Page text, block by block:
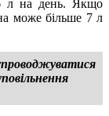
л на день. Якщо
може більше 7 л